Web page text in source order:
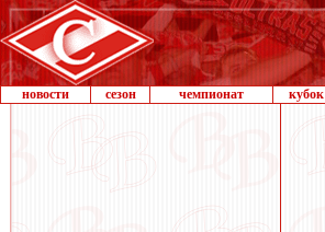
новости сезон чемпионат кубок